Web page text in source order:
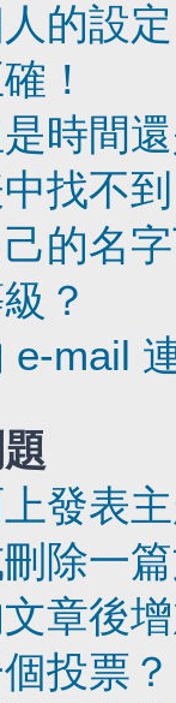
的設
！
時間
找不
的名
？
e-mail
發表
除一
章後
投票？